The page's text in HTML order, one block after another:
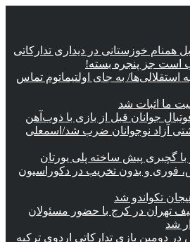
همنام خوزستانی در دیداری تدارکاتی
است جز پنجره بسته!
استقلالی‌ها/ به جای اولتیماتوم تماس
ما اثبات شد
جوانان قبل از بازی با ذوب‌آهن
آزاد نوجوانان ضرب شد/اسمعلی
با گچبری پیش ساخته پلی یورتان
فوری و بدون تخریب در دکوراسیون
تکواندو شد
تهران در کرج با حضور مسئولان
شد
دومین بازی تدارکاتی اردوی ترکیه